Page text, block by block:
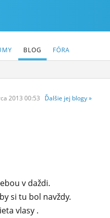
BLOG FÓRA
2013 00:53 Ďalšie jej blogy»
v daždi.
si tu bol navždy.
vlasy .